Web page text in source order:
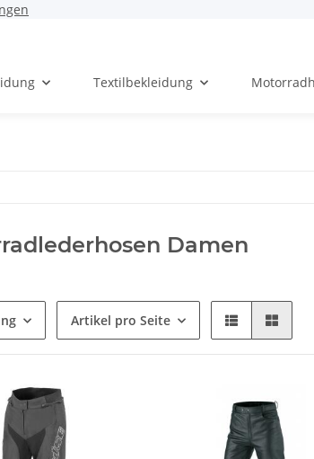
Textilbekleidung
Damen
Artikel pro Seite